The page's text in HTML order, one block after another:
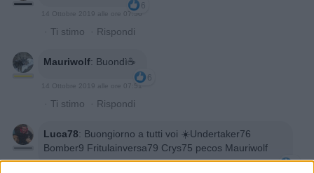
6
14 Ottobre 2019 alle ore 07:50
· Ti stimo · Rispondi
Mauriwolf: Buondì☕️
6
14 Ottobre 2019 alle ore 07:51
· Ti stimo · Rispondi
Luca78: Buongiorno a tutti voi ☀️Undertaker76
Bomber9 Fritulainversa79 Crys75 pecos Mauriwolf
5